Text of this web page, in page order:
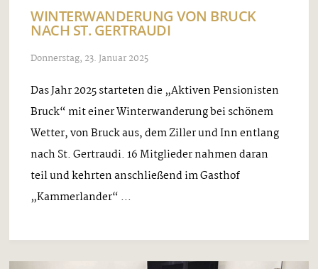
WINTERWANDERUNG VON BRUCK
NACH ST. GERTRAUDI
Donnerstag, 23. Januar 2025
Das Jahr 2025 starteten die „Aktiven Pensionisten
Bruck“ mit einer Winterwanderung bei schönem
Wetter, von Bruck aus, dem Ziller und Inn entlang
nach St. Gertraudi. 16 Mitglieder nahmen daran
teil und kehrten anschließend im Gasthof
„Kammerlander“ ...